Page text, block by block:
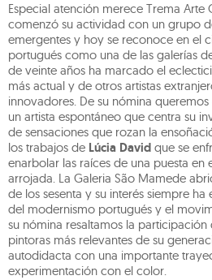
Especial atención merece Trema Arte
comenzó su actividad con un grupo
emergentes y hoy se reconoce en el
portugués como una de las galerías
de veinte años ha marcado el
más actual y de otros artistas
innovadores. De su nómina queremos
un artista espontáneo que centra su
de sensaciones que rozan la
los trabajos de Lúcia David que se
enarbolar las raíces de una puesta en
arrojada. La Galeria São Mamede
de los sesenta y su interés siempre
del modernismo portugués y el
su nómina resaltamos la participación
pintoras más relevantes de su
autodidacta con una importante
experimentación con el color.